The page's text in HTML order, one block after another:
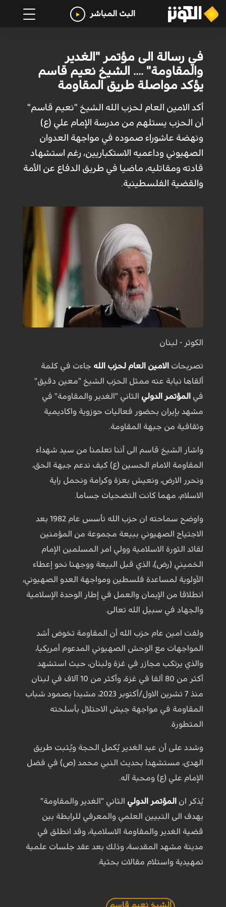
البث المباشر
في رسالة الى مؤتمر "الغدير
والمقاومة" .... الشيخ نعيم قاسم
يؤكد مواصلة طريق المقاومة
أكد الامين العام لحزب الله الشيخ "نعيم قاسم"
أن الحزب يستلهم من مدرسة الإمام علي (ع)
ونهضة عاشوراء صموده في مواجهة العدوان
الصهيوني وداعميه الاستكباريين، رغم استشهاد
قادته ومقاتليه، ماضيا في طريق الدفاع عن الأمة
والقضية الفلسطينية.
الكوثر - لبنان
تصريحات الامين العام لحزب الله جاءت في كلمة
ألقاها نيابة عنه ممثل الحزب الشيخ "معين دقيق"
في المؤتمر الدولي الثاني "الغدير والمقاومة" في
مشهد بإيران بحضور فعاليات حوزوية واكاديمية
وثقافية من جبهة المقاومة.
واشار الشيخ قاسم الى أننا تعلمنا من سيد شهداء
المقاومة الامام الحسين (ع) كيف ندعم جبهة الحق،
ونحرر الارض، ونعيش بعزة وكرامة ونحمل راية
الاسلام، مهما كانت التضحيات جساما.
واوضح سماحته ان حزب الله تأسس عام 1982 بعد
الاجتياح الصهيوني ببيعة مجموعة من المؤمنين
لقائد الثورة الاسلامية وولي امر المسلمين الإمام
الخميني (رض)، الذي قبل البيعة ووجهنا نحو إعطاء
الأولوية لمساعدة فلسطين ومواجهة العدو الصهيوني،
انطلاقا من الإيمان والعمل في إطار الوحدة الإسلامية
والجهاد في سبيل الله تعالى.
ولفت امين عام حزب الله أن المقاومة تخوض أشد
المواجهات مع الوحش الصهيوني المدعوم أمريكيا،
والذي يرتكب مجازر في غزة ولبنان، حيث استشهد
أكثر من 80 ألفا في غزة، وأكثر من 10 آلاف في لبنان
منذ 7 تشرين الاول/أكتوبر 2023، مشيدا بصمود شباب
المقاومة في مواجهة جيش الاحتلال بأسلحته
المتطورة.
وشدد على أن عيد الغدير يُكمل الحجة ويُثبت طريق
الهدى، مستشهدا بحديث النبي محمد (ص) في فضل
الإمام علي (ع) ومحبة آله.
يُذكر ان المؤتمر الدولي الثاني "الغدير والمقاومة"
يهدف الى التبيين العلمي والمعرفي للرابطة بين
قضية الغدير والمقاومة الاسلامية، وقد انطلق في
مدينة مشهد المقدسة، وذلك بعد عقد جلسات علمية
تمهيدية واستلام مقالات بحثية.
الشيخ نعيم قاسم